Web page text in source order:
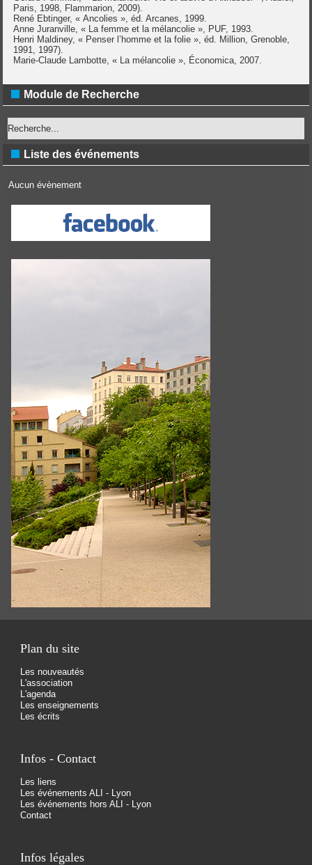
Paris, 1998, Flammarion, 2009).
René Ebtinger, « Ancolies », éd. Arcanes, 1999.
Anne Juranville, « La femme et la mélancolie », PUF, 1993.
Henri Maldiney, « Penser l’homme et la folie », éd. Million, Grenoble,
1991, 1997).
Marie-Claude Lambotte, « La mélancolie », Économica, 2007.
Module de Recherche
Liste des événements
Aucun évènement
Plan du site
Les nouveautés
L'association
L'agenda
Les enseignements
Les écrits
Infos - Contact
Les liens
Les événements ALI - Lyon
Les événements hors ALI - Lyon
Contact
Infos légales